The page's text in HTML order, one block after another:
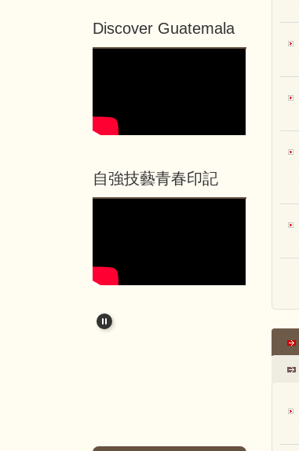
Discover Guatemala
自強技藝青春印記